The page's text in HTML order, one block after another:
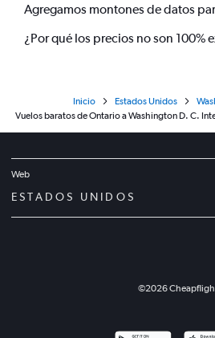
Agregamos montones de datos
¿Por qué los precios no son 100%
Inicio Estados Unidos
Vuelos baratos de Ontario a Washington D. C.
Web
ESTADOS UNIDOS
©2026